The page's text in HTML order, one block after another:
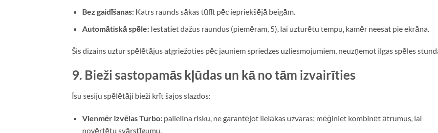
Bez gaidīšanas:Katrs raunds sākas tūlīt pēc iepriekšējā beigām.
Automātiskā spēle:Iestatiet dažus raundus (piemēram, 5), lai uzturētu tempu, kamēr neesat pie ekrāna.
Šis dizains uztur spēlētājus atgriežoties pēc jauniem spriedzes uzliesmojumiem, neuzņemot ilgas spēles
9. Bieži sastopamās kļūdas un kā no tām izvairīties
Īsu sesiju spēlētāji bieži krīt šajos slazdos:
Vienmēr izvēlas Turbo:palielina risku, ne garantējot lielākas uzvaras; mēģiniet kombinēt ātrumus, lai
novērtētu svārstīgumu.